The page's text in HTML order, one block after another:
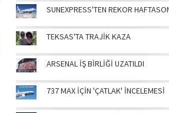
SUNEXPRESS'TEN REKOR
TEKSAS'TA TRAJİK KAZA
ARSENAL İŞ BİRLİĞİ UZATILDI
737 MAX İÇİN 'ÇATLAK' İNCELEMESİ